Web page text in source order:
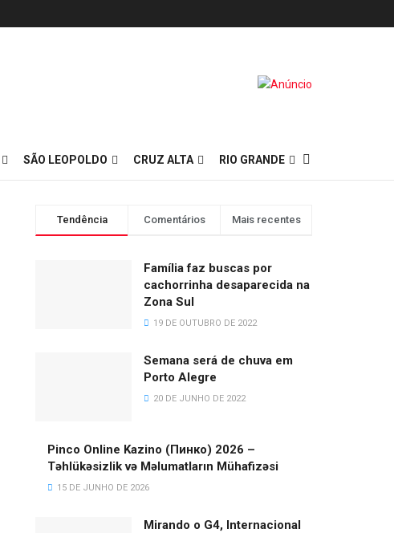
SÃO LEOPOLDO CRUZ ALTA RIO GRANDE
Tendência Comentários Mais recentes
Família faz buscas por
cachorrinha desaparecida na
Zona Sul
19 DE OUTUBRO DE 2022
Semana será de chuva em
Porto Alegre
20 DE JUNHO DE 2022
Pinco Online Kazino (Пинко) 2026 –
Təhlükəsizlik və Məlumatların Mühafizəsi
15 DE JUNHO DE 2026
Mirando o G4, Internacional